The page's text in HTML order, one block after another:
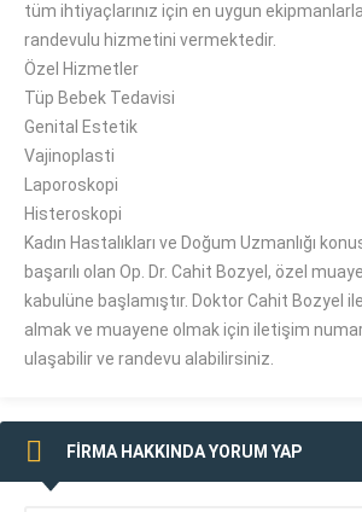
tüm ihtiyaçlarınız için en uygun
randevulu hizmetini vermektedir.
Özel Hizmetler
Tüp Bebek Tedavisi
Genital Estetik
Vajinoplasti
Laporoskopi
Histeroskopi
Kadın Hastalıkları ve Doğum Uzmanlığı
başarılı olan Op. Dr. Cahit Bozyel, özel
kabulüne başlamıştır. Doktor Cahit Bozyel
almak ve muayene olmak için iletişim
ulaşabilir ve randevu alabilirsiniz.
FİRMA HAKKINDA YORUM YAP